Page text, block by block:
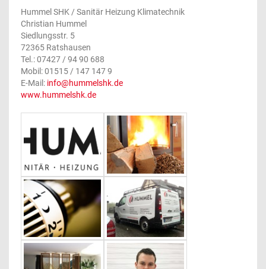
Hummel SHK / Sanitär Heizung Klimatechnik
Christian Hummel
Siedlungsstr. 5
72365 Ratshausen
Tel.: 07427 / 94 90 688
Mobil: 01515 / 147 147 9
E-Mail: info@hummelshk.de
www.hummelshk.de